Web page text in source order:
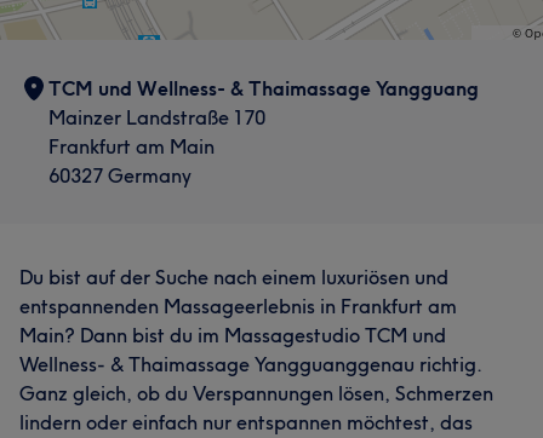
TCM und Wellness- & Thaimassage Yangguang
Mainzer Landstraße 170
Frankfurt am Main
60327 Germany
Du bist auf der Suche nach einem luxuriösen und
entspannenden Massageerlebnis in Frankfurt am
Main? Dann bist du im Massagestudio TCM und
Wellness- & Thaimassage Yangguanggenau richtig.
Ganz gleich, ob du Verspannungen lösen, Schmerzen
lindern oder einfach nur entspannen möchtest, das